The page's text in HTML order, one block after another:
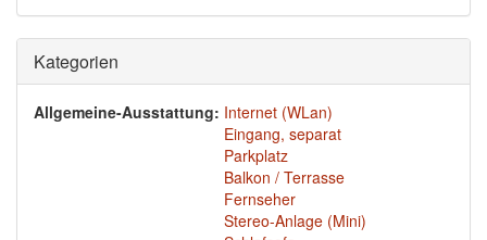
Ausblenden
Kategorien
Allgemeine-Ausstattung: Internet (WLan)
Eingang, separat
Parkplatz
Balkon / Terrasse
Fernseher
Stereo-Anlage (Mini)